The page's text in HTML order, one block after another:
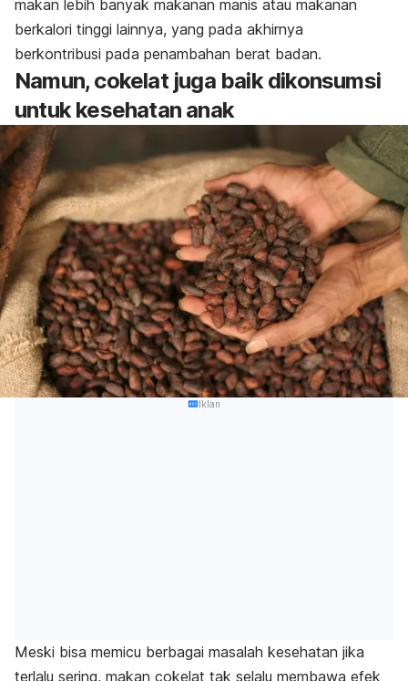
makan lebih banyak makanan manis atau makanan
berkalori tinggi lainnya, yang pada akhirnya
berkontribusi pada penambahan berat badan.
Namun, cokelat juga baik dikonsumsi
untuk kesehatan anak
Iklan
Meski bisa memicu berbagai masalah kesehatan jika
terlalu sering, makan cokelat tak selalu membawa efek